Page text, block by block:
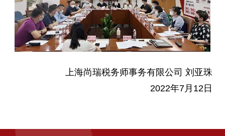
上海尚瑞税务师事务有限公司 刘亚珠
2022年7月12日